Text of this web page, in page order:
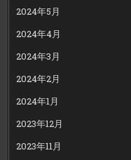
2024年5月
2024年4月
2024年3月
2024年2月
2024年1月
2023年12月
2023年11月